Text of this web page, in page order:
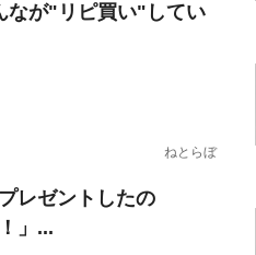
なが"リピ買い"してい
ねとらぼ
レゼントしたの
」...